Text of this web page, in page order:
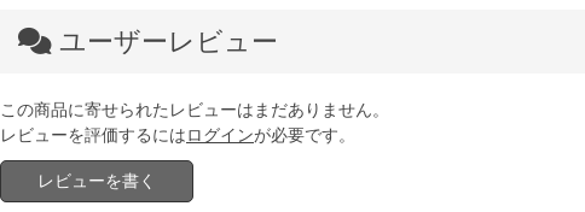
ユーザーレビュー
この商品に寄せられたレビューはまだありません。
レビューを評価するにはログインが必要です。
レビューを書く